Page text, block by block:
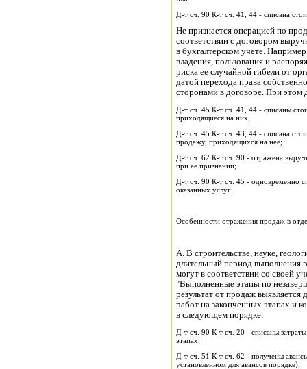
Д-т сч. 90 К-т сч. 41, 44 - списана
Не признается операцией по
соответствии с договором
в бухгалтерском учете.
владения, пользования и
риска ее случайной гибели от
датой перехода права
сторонами в договоре. При этом
Д-т сч. 45 К-т сч. 41, 44 - списаны
приходящиеся на них;
Д-т сч. 45 К-т сч. 43, 44 - списана
продажу, приходящихся на нее;
Д-т сч. 62 К-т сч. 90 - отражена
при ее признании;
Д-т сч. 90 К-т сч. 45 - одновременно
оказанных услуг.
Особенности отражения продаж в
А. В строительстве, науке,
длительный период выполнения
могут в соответствии со своей
"Выполненные этапы по
результат от продаж
работ на законченных этапах и
в следующем порядке:
Д-т сч. 90 К-т сч. 20 - списаны
этапах;
Д-т сч. 51 К-т сч. 62 - получены
установленном для авансов порядке);